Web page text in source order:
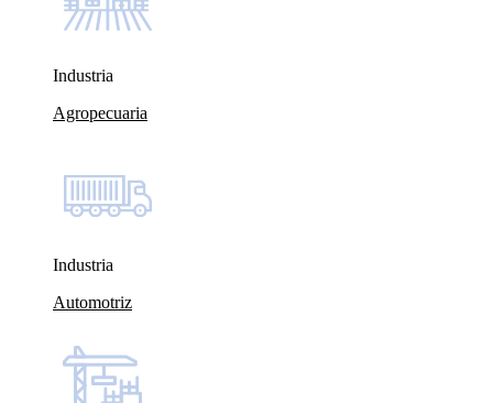
Industria
Agropecuaria
Industria
Automotriz